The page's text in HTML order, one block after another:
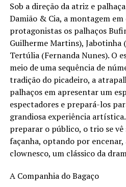
Sob a direção da atriz e
Damião & Cia, a montagem
protagonistas os palhaços
Guilherme Martins), Jabotinha
Tertúlia (Fernanda Nunes). O
meio de uma sequência de
tradição do picadeiro, a
palhaços em apresentar um
espectadores e prepará-los
grandiosa experiência
preparar o público, o trio se
façanha, optando por encenar,
clownesco, um clássico da
A Companhia do Bagaço